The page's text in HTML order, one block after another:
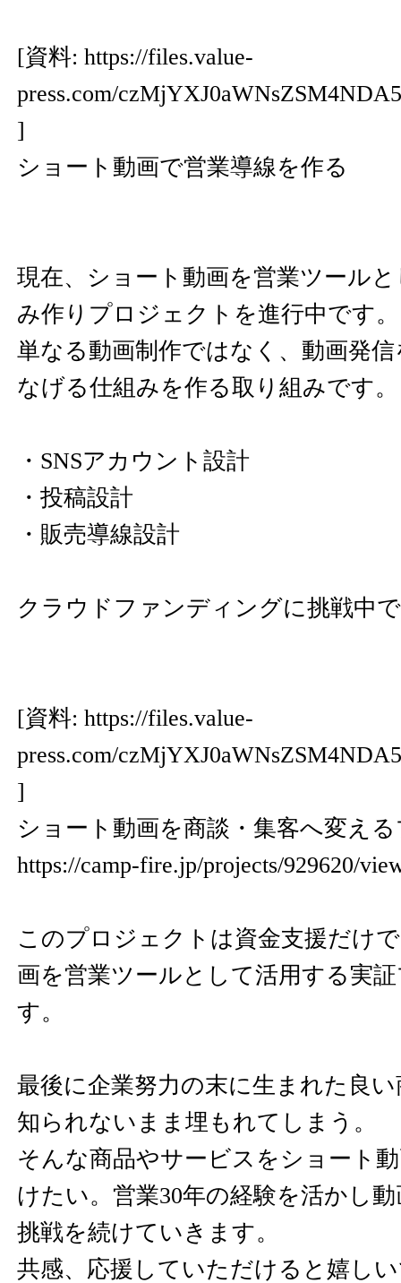
[資料: https://files.value-
press.com/
]
ショート動画で営業導線を作る
現在、ショート動画を営業ツール
み作りプロジェクトを進行中です。
単なる動画制作ではなく、動画発
なげる仕組みを作る取り組みです。
・SNSアカウント設計
・投稿設計
・販売導線設計
クラウドファンディングに挑戦中
[資料: https://files.value-
press.com/
]
ショート動画を商談・集客へ変え
https://camp-fire.jp/projects/929620/
このプロジェクトは資金支援だけ
画を営業ツールとして活用する実
す。
最後に企業努力の末に生まれた良
知られないまま埋もれてしまう。
そんな商品やサービスをショート
けたい。営業30年の経験を活かし
挑戦を続けていきます。
共感、応援していただけると嬉し